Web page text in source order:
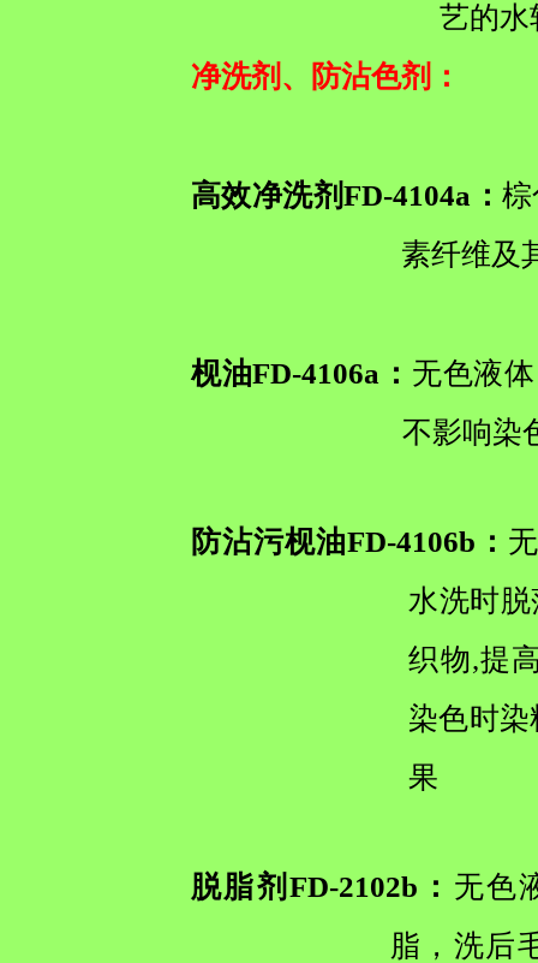
艺的水
净洗剂、防沾色剂 ：
高效净洗剂FD-4104a：
素纤维及
枧油FD-4106a： 无色液
不影响染
防沾污枧油FD-4106b：
水洗时
织物,提
染色时
果
脱脂剂FD-2102b： 无色
脂，洗后